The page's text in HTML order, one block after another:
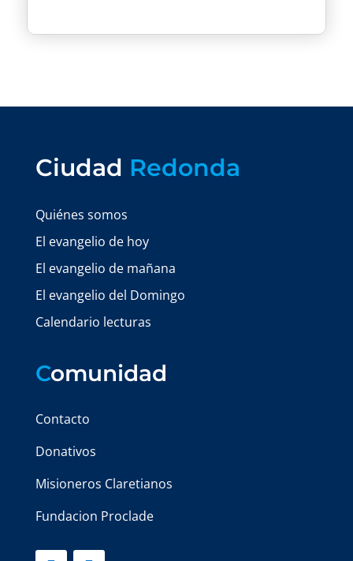
Ciudad Redonda
Quiénes somos
El evangelio de hoy
El evangelio de mañana
El evangelio del Domingo
Calendario lecturas
Comunidad
Contacto
Donativos
Misioneros Claretianos
Fundacion Proclade